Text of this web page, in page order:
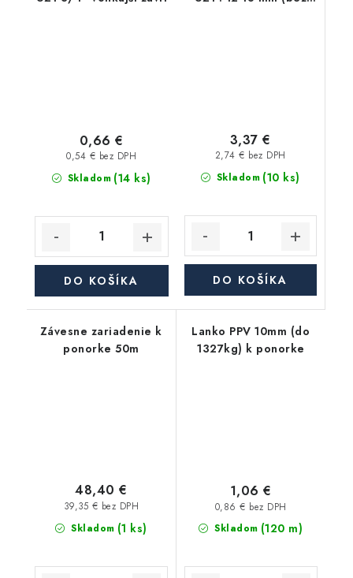
Skladom (14 ks)
0,54 € bez DPH
0,66 €
DO KOŠÍKA
Skladom (10 ks)
2,74 € bez DPH
3,37 €
DO KOŠÍKA
Závesne zariadenie k
ponorke 50m
Skladom (1 ks)
39,35 € bez DPH
48,40 €
Lanko PPV 10mm (do
1327kg) k ponorke
Skladom (120 m)
0,86 € bez DPH
1,06 €